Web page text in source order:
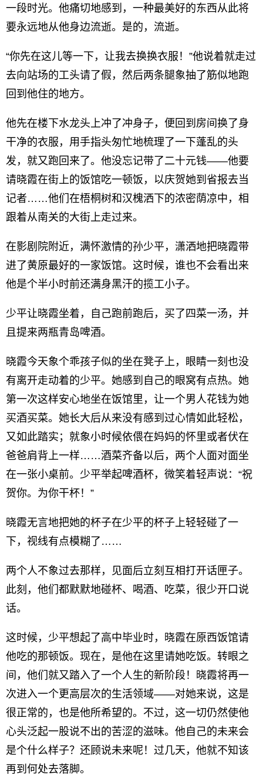
一段时光。他痛切地感到，一种最美好的东西从此将
要永远地从他身边流逝。是的，流逝。
“你先在这儿等一下，让我去换换衣服！”他说着就走过
去向站场的工头请了假，然后两条腿象抽了筋似地跑
回到他住的地方。
他先在楼下水龙头上冲了冲身子，便回到房间换了身
干净的衣服，用手指头匆忙地梳理了一下蓬乱的头
发，就又跑回来了。他没忘记带了二十元钱——他要
请晓霞在街上的饭馆吃一顿饭，以庆贺她到省报去当
记者……他们在梧桐树和汉槐洒下的浓密荫凉中，相
跟着从南关的大街上走过来。
在影剧院附近，满怀激情的孙少平，潇洒地把晓霞带
进了黄原最好的一家饭馆。这时候，谁也不会看出来
他是个半小时前还满身黑汗的揽工小子。
少平让晓霞坐着，自己跑前跑后，买了四菜一汤，并
且提来两瓶青岛啤酒。
晓霞今天象个乖孩子似的坐在凳子上，眼睛一刻也没
有离开走动着的少平。她感到自己的眼窝有点热。她
第一次这样安心地坐在饭馆里，让一个男人花钱为她
买酒买菜。她长大后从来没有感到过心情如此轻松，
又如此踏实；就象小时候依偎在妈妈的怀里或者伏在
爸爸肩背上一样……酒菜齐备以后，两个人面对面坐
在一张小桌前。少平举起啤酒杯，微笑着轻声说：“祝
贺你。为你干杯！”
晓霞无言地把她的杯子在少平的杯子上轻轻碰了一
下，视线有点模糊了……
两个人不象过去那样，见面后立刻互相打开话匣子。
此刻，他们都默默地碰杯、喝酒、吃菜，很少开口说
话。
这时候，少平想起了高中毕业时，晓霞在原西饭馆请
他吃的那顿饭。现在，是他在这里请她吃饭。转眼之
间，他们就又踏入了一个人生的新阶段！晓霞将再一
次进入一个更高层次的生活领域——对她来说，这是
很正常的，也是他所希望的。不过，这一切仍然使他
心头泛起一股说不出的苦涩的滋味。他自己的未来会
是个什么样子？还顾说未来呢！过几天，他就不知该
再到何处去落脚。